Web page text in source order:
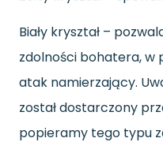
Biały kryształ –
zdolności bohatera, w
atak namierzający.
został dostarczony
popieramy tego typu